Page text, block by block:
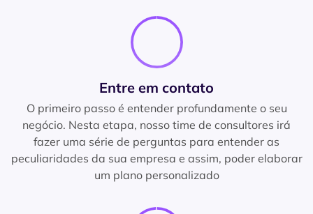
Entre em contato
O primeiro passo é entender profundamente o seu
negócio. Nesta etapa, nosso time de consultores irá
fazer uma série de perguntas para entender as
peculiaridades da sua empresa e assim, poder elaborar
um plano personalizado